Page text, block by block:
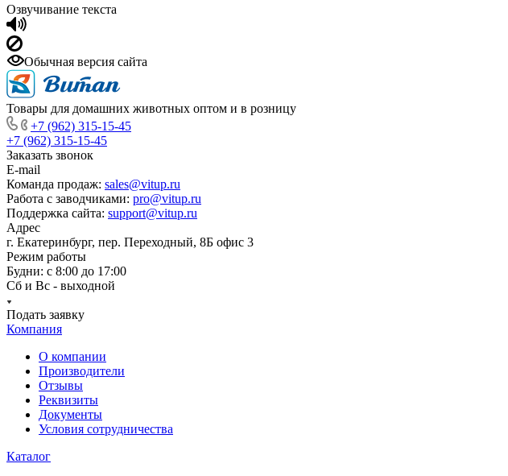
Озвучивание текста
Обычная версия сайта
Товары для домашних животных оптом и в розницу
+7 (962) 315-15-45
+7 (962) 315-15-45
Заказать звонок
E-mail
Команда продаж: sales@vitup.ru
Работа с заводчиками: pro@vitup.ru
Поддержка сайта: support@vitup.ru
Адрес
г. Екатеринбург, пер. Переходный, 8Б офис 3
Режим работы
Будни: с 8:00 до 17:00
Сб и Вс - выходной
Подать заявку
Компания
О компании
Производители
Отзывы
Реквизиты
Документы
Условия сотрудничества
Каталог